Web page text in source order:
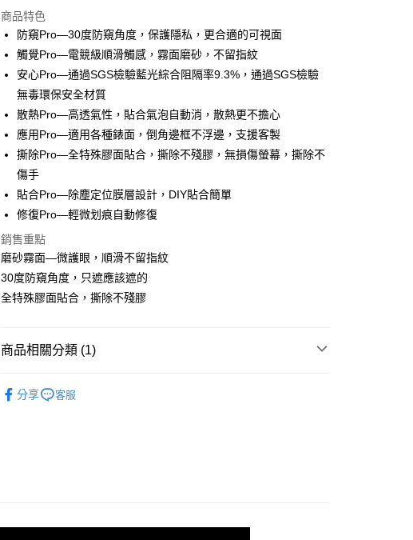
LINE Pay
Apple Pay
街口支付
悠遊付
全盈+PAY
運送方式
每筆NT$60，滿NT$390(含以上)免運費
7-11取貨付款
每筆NT$60，滿NT$390(含以上)免運費
每筆NT$55，滿NT$390(含以上)免運費
商品特色
防窺Pro—30度防窺角度，保護隱私，更合適的可視面
觸覺Pro—電競級順滑觸感，霧面磨砂，不留指紋
安心Pro—通過SGS檢驗藍光綜合阻隔率9.3%，通過SGS檢驗
無毒環保安全材質
散熱Pro—高透氣性，貼合氣泡自動消，散熱更不擔心
應用Pro—適用各種錶面，倒角邊框不浮邊，支援客製
撕除Pro—全特殊膠面貼合，撕除不殘膠，無損傷螢幕，撕除不
傷手
貼合Pro—除塵定位膜層設計，DIY貼合簡單
修復Pro—輕微划痕自動修復
銷售重點
磨砂霧面—微護眼，順滑不留指紋
30度防窺角度，只遮應該遮的
全特殊膠面貼合，撕除不殘膠
商品相關分類 (1)
分享
客服